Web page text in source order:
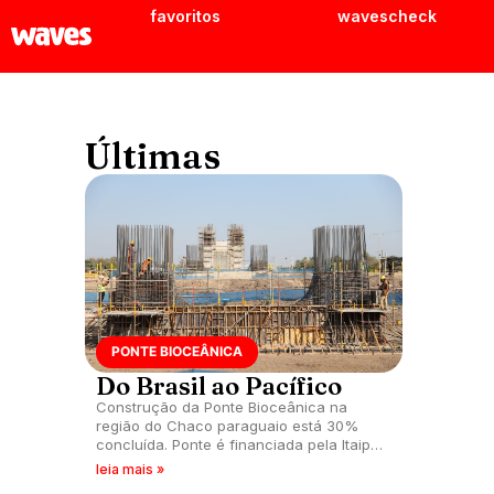
favoritos wavescheck
Últimas
PONTE BIOCEÂNICA
Do Brasil ao Pacífico
Construção da Ponte Bioceânica na
região do Chaco paraguaio está 30%
concluída. Ponte é financiada pela Itaipu
Binacional.
leia mais »